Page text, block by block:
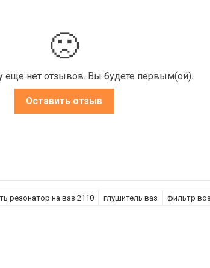
🙁
еще нет отзывов. Вы будете первым(ой).
Оставить отзыв
резонатор на ваз 2110 глушитель ваз фильтр